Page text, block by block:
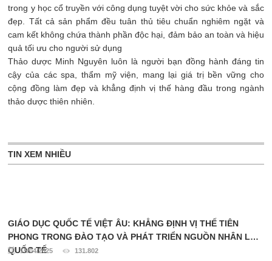
trong y học cổ truyền với công dụng tuyệt vời cho sức khỏe và sắc
đẹp. Tất cả sản phẩm đều tuân thủ tiêu chuẩn nghiêm ngặt và
cam kết không chứa thành phần độc hại, đảm bảo an toàn và hiệu
quả tối ưu cho người sử dụng
Thảo dược Minh Nguyên luôn là người bạn đồng hành đáng tin
cậy của các spa, thẩm mỹ viện, mang lại giá trị bền vững cho
cộng đồng làm đẹp và khẳng định vị thế hàng đầu trong ngành
thảo dược thiên nhiên.
TIN XEM NHIỀU
GIÁO DỤC QUỐC TẾ VIỆT ÂU: KHẲNG ĐỊNH VỊ THẾ TIÊN
PHONG TRONG ĐÀO TẠO VÀ PHÁT TRIỂN NGUỒN NHÂN LỰC
QUỐC TẾ
15/04/2025 131.802